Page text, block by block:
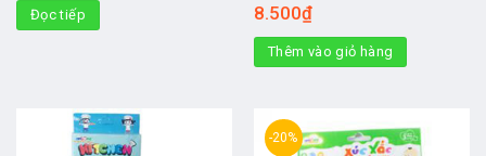
Đọc tiếp 8.500₫
Thêm vào giỏ hàng
-20%